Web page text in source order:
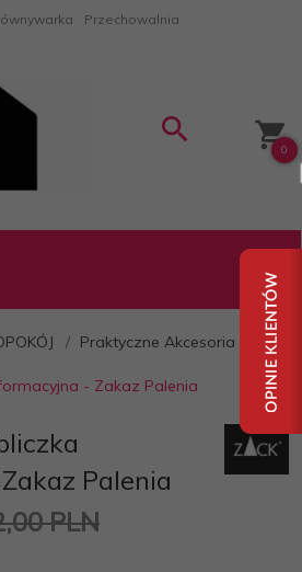
Przechowalnia
0
Praktyczne Akcesoria
- Zakaz Palenia
Palenia
PLN